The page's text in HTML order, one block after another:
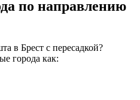
по направлению
в Брест с пересадкой?
города как: